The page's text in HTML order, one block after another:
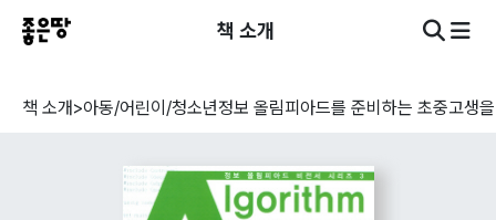
책 소개
책 소개>아동/어린이/청소년정보 올림피아드를 준비하는 초중고생